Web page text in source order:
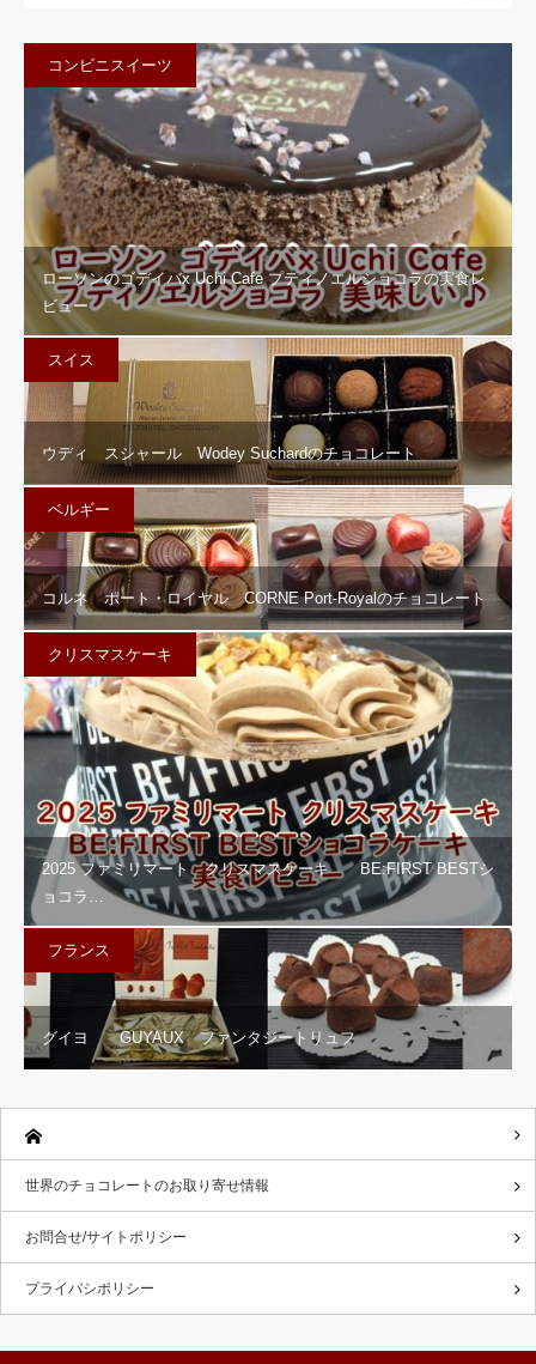
コンビニスイーツ
ローソンのゴデイバx Uchi Cafe プティノエルショコラの実食レ
ビュー
スイス
ウディ スシャール Wodey Suchardのチョコレート
ベルギー
コルネ ポート・ロイヤル CORNE Port-Royalのチョコレート
クリスマスケーキ
2025 ファミリマート クリスマスケーキ BE:FIRST BESTシ
ョコラ…
フランス
グイヨ GUYAUX ファンタジートリュフ
世界のチョコレートのお取り寄せ情報
お問合せ/サイトポリシー
プライバシポリシー